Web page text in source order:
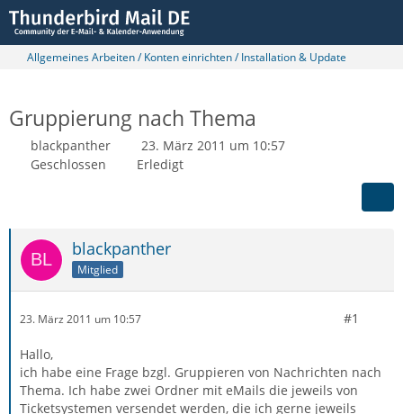
Allgemeines Arbeiten / Konten einrichten / Installation & Update
Gruppierung nach Thema
blackpanther
23. März 2011 um 10:57
Geschlossen
Erledigt
blackpanther
Mitglied
23. März 2011 um 10:57 #1
Hallo,
ich habe eine Frage bzgl. Gruppieren von Nachrichten nach
Thema. Ich habe zwei Ordner mit eMails die jeweils von
Ticketsystemen versendet werden, die ich gerne jeweils